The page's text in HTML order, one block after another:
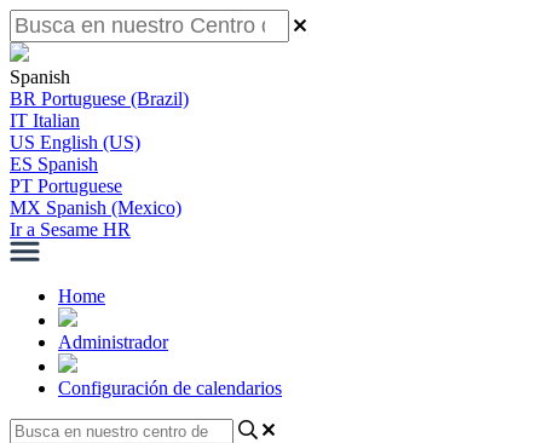
Spanish
BR Portuguese (Brazil)
IT Italian
US English (US)
ES Spanish
PT Portuguese
MX Spanish (Mexico)
Ir a Sesame HR
Home
Administrador
Configuración de calendarios